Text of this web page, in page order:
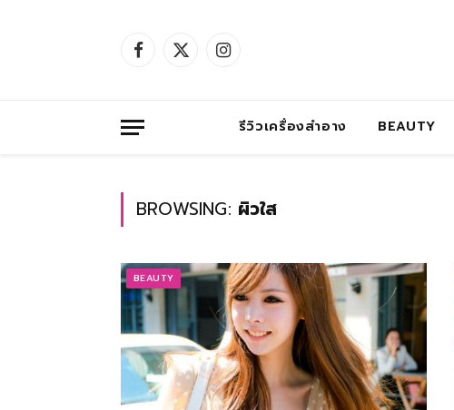
Facebook
X
Instagram
รีวิวเครื่องสำอาง BEAUTY
BROWSING: ผิวใส
BEAUTY